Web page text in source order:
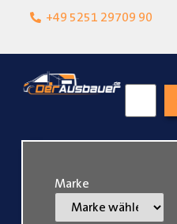
+49 5251 29709 90
Lokalgeschäft in
Marke